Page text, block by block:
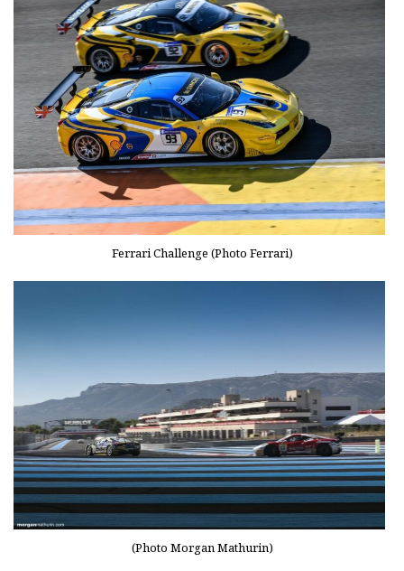
Ferrari Challenge (Photo Ferrari)
(Photo Morgan Mathurin)